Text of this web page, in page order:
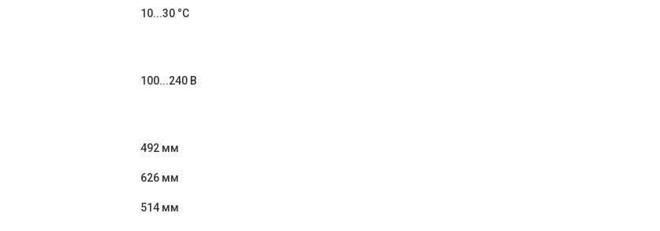
10...30 °C
100...240 В
492 мм
626 мм
514 мм